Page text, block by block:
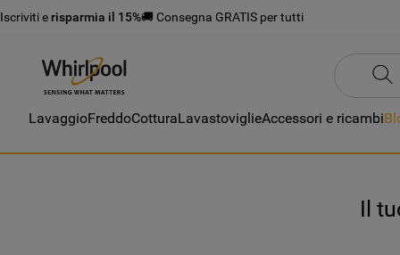
Iscriviti e risparmia il 15%🚚 Consegna GRATIS per tutti
LavaggioFreddoCotturaLavastoviglieAccessori e ricambi
Il